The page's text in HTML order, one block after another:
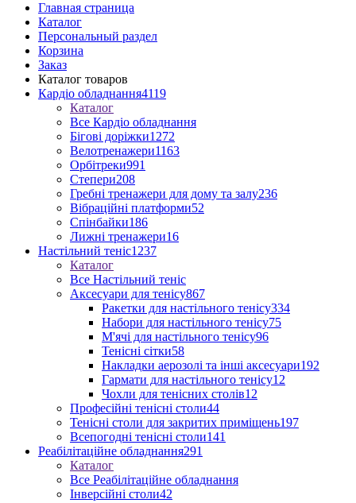
Главная страница
Каталог
Персональный раздел
Корзина
Заказ
Каталог товаров
Кардіо обладнання4119
Каталог
Все Кардіо обладнання
Бігові доріжки1272
Велотренажери1163
Орбітреки991
Степери208
Гребні тренажери для дому та залу236
Вібраційні платформи52
Спінбайки186
Лижні тренажери16
Настільний теніс1237
Каталог
Все Настільний теніс
Аксесуари для тенісу867
Ракетки для настільного тенісу334
Набори для настільного тенісу75
М'ячі для настільного тенісу96
Тенісні сітки58
Накладки аерозолі та інші аксесуари192
Гармати для настільного тенісу12
Чохли для тенісних столів12
Професійні тенісні столи44
Тенісні столи для закритих приміщень197
Всепогодні тенісні столи141
Реабілітаційне обладнання291
Каталог
Все Реабілітаційне обладнання
Інверсійні столи42